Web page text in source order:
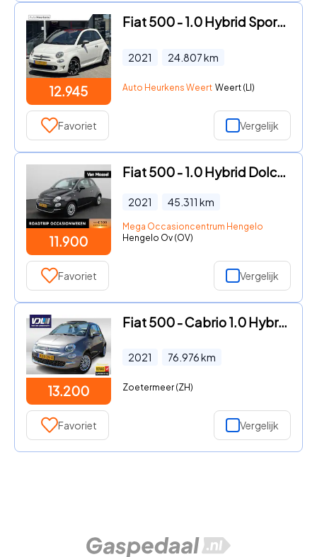
12.945
Fiat 500 - 1.0 Hybrid Sport | Panoramadak | Navigatie | 16 inch |
2021 24.807km
Auto Heurkens Weert Weert (LI)
Favoriet Vergelijk
11.900
Fiat 500 - 1.0 Hybrid Dolcevita | Apple/Android Play | Cruise | DAB | P
2021 45.311 km
Mega Occasioncentrum Hengelo
Hengelo Ov (OV)
Favoriet Vergelijk
13.200
Fiat 500 - Cabrio 1.0 Hybrid Sport Apple carplay/ Android auto l 15" ve
2021 76.976km
Zoetermeer (ZH)
Favoriet Vergelijk